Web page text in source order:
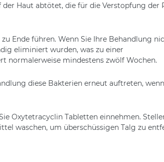
Haut abtötet, die für die Verstopfung der
Ende führen. Wenn Sie Ihre Behandlung
eliminiert wurden, was zu einer
normalerweise mindestens zwölf Wochen.
diese Bakterien erneut auftreten,
Oxytetracyclin Tabletten einnehmen.
waschen, um überschüssigen Talg zu